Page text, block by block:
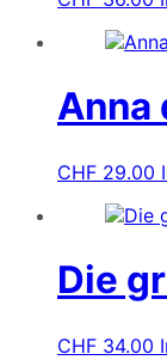
Anna
CHF 29.00
Die
CHF 34.00